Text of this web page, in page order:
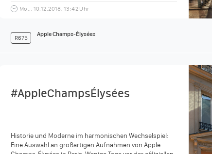
Mo.., 10.12.2018, 13:42 Uhr
R675
Apple Champs-Élysées
#AppleChampsÉlysées
Historie und Moderne im harmonischen Wechselspiel:
Eine Auswahl an großartigen Aufnahmen von Apple